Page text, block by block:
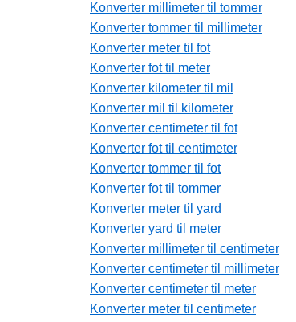
Konverter millimeter til tommer
Konverter tommer til millimeter
Konverter meter til fot
Konverter fot til meter
Konverter kilometer til mil
Konverter mil til kilometer
Konverter centimeter til fot
Konverter fot til centimeter
Konverter tommer til fot
Konverter fot til tommer
Konverter meter til yard
Konverter yard til meter
Konverter millimeter til centimeter
Konverter centimeter til millimeter
Konverter centimeter til meter
Konverter meter til centimeter